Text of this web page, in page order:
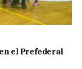
el Prefederal